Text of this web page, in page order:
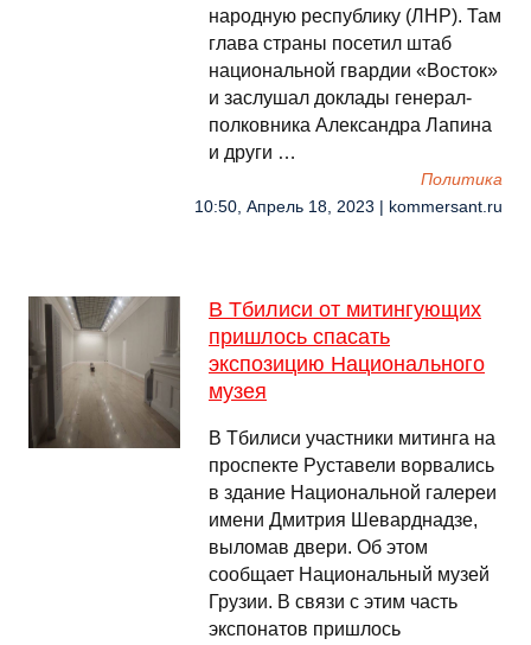
народную республику (ЛНР). Там
глава страны посетил штаб
национальной гвардии «Восток»
и заслушал доклады генерал-
полковника Александра Лапина
и други …
Политика
10:50, Апрель 18, 2023 | kommersant.ru
В Тбилиси от митингующих
пришлось спасать
экспозицию Национального
музея
В Тбилиси участники митинга на
проспекте Руставели ворвались
в здание Национальной галереи
имени Дмитрия Шеварднадзе,
выломав двери. Об этом
сообщает Национальный музей
Грузии. В связи с этим часть
экспонатов пришлось